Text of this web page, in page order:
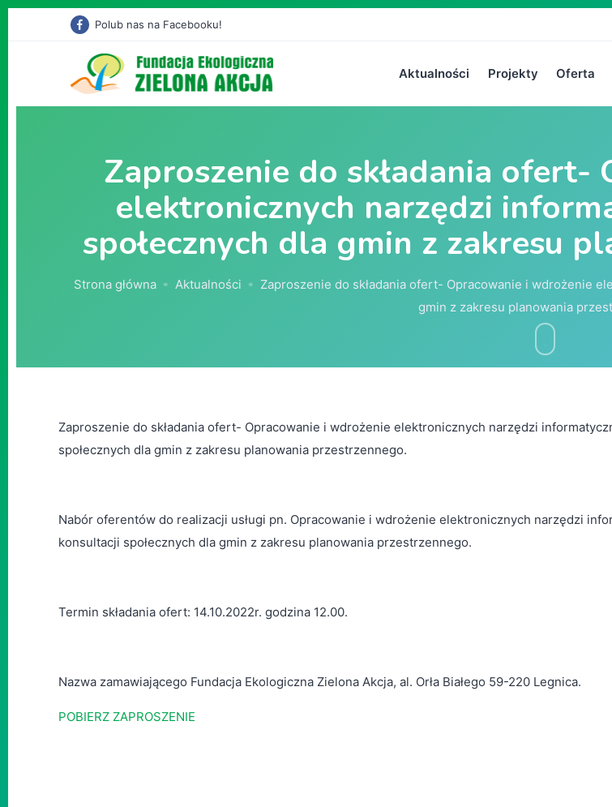
Polub nas na Facebooku!
Aktualności Projekty Oferta
Zaproszenie do składania ofert-
elektronicznych narzędzi
społecznych dla gmin z zakresu
Strona główna Aktualności
Zaproszenie do składania ofert- Opracowanie i wdrożenie
gmin z zakresu planowania
Zaproszenie do składania ofert- Opracowanie i wdrożenie elektronicznych narzędzi
społecznych dla gmin z zakresu planowania przestrzennego.
Nabór oferentów do realizacji usługi pn. Opracowanie i wdrożenie elektronicznych narzędzi
konsultacji społecznych dla gmin z zakresu planowania przestrzennego.
Termin składania ofert: 14.10.2022r. godzina 12.00.
Nazwa zamawiającego Fundacja Ekologiczna Zielona Akcja, al. Orła Białego 59-220 Legnica.
POBIERZ ZAPROSZENIE